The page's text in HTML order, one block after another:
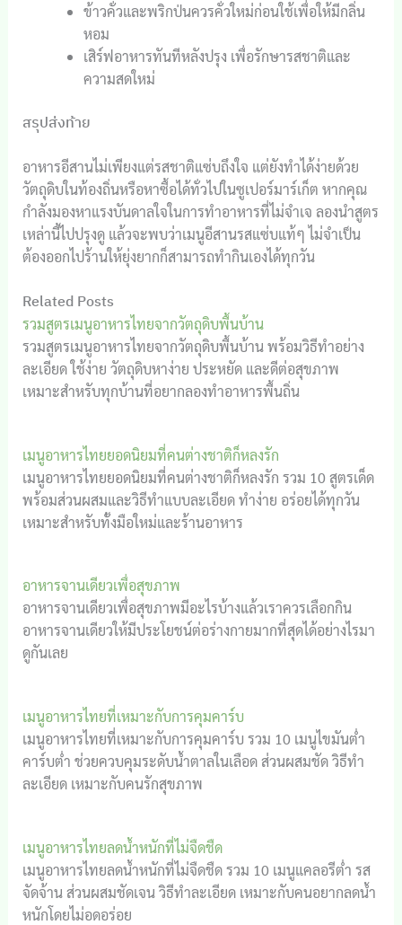
ข้าวคั่วและพริกป่นควรคั่วใหม่ก่อนใช้เพื่อให้มีกลิ่น
หอม
เสิร์ฟอาหารทันทีหลังปรุง เพื่อรักษารสชาติและ
ความสดใหม่
สรุปส่งท้าย
อาหารอีสานไม่เพียงแต่รสชาติแซ่บถึงใจ แต่ยังทำได้ง่ายด้วย
วัตถุดิบในท้องถิ่นหรือหาซื้อได้ทั่วไปในซูเปอร์มาร์เก็ต หากคุณ
กำลังมองหาแรงบันดาลใจในการทำอาหารที่ไม่จำเจ ลองนำสูตร
เหล่านี้ไปปรุงดู แล้วจะพบว่าเมนูอีสานรสแซ่บแท้ๆ ไม่จำเป็น
ต้องออกไปร้านให้ยุ่งยากก็สามารถทำกินเองได้ทุกวัน
Related Posts
รวมสูตรเมนูอาหารไทยจากวัตถุดิบพื้นบ้าน
รวมสูตรเมนูอาหารไทยจากวัตถุดิบพื้นบ้าน พร้อมวิธีทำอย่าง
ละเอียด ใช้ง่าย วัตถุดิบหาง่าย ประหยัด และดีต่อสุขภาพ
เหมาะสำหรับทุกบ้านที่อยากลองทำอาหารพื้นถิ่น
เมนูอาหารไทยยอดนิยมที่คนต่างชาติก็หลงรัก
เมนูอาหารไทยยอดนิยมที่คนต่างชาติก็หลงรัก รวม 10 สูตรเด็ด
พร้อมส่วนผสมและวิธีทำแบบละเอียด ทำง่าย อร่อยได้ทุกวัน
เหมาะสำหรับทั้งมือใหม่และร้านอาหาร
อาหารจานเดียวเพื่อสุขภาพ
อาหารจานเดียวเพื่อสุขภาพมีอะไรบ้างแล้วเราควรเลือกกิน
อาหารจานเดียวให้มีประโยชน์ต่อร่างกายมากที่สุดได้อย่างไรมา
ดูกันเลย
เมนูอาหารไทยที่เหมาะกับการคุมคาร์บ
เมนูอาหารไทยที่เหมาะกับการคุมคาร์บ รวม 10 เมนูไขมันต่ำ
คาร์บต่ำ ช่วยควบคุมระดับน้ำตาลในเลือด ส่วนผสมชัด วิธีทำ
ละเอียด เหมาะกับคนรักสุขภาพ
เมนูอาหารไทยลดน้ำหนักที่ไม่จืดชืด
เมนูอาหารไทยลดน้ำหนักที่ไม่จืดชืด รวม 10 เมนูแคลอรีต่ำ รส
จัดจ้าน ส่วนผสมชัดเจน วิธีทำละเอียด เหมาะกับคนอยากลดน้ำ
หนักโดยไม่อดอร่อย